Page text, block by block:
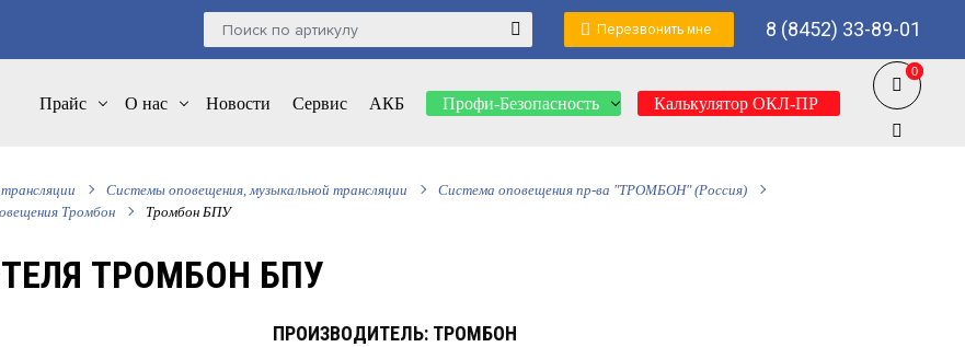
Перезвонить мне 8 (8452) 33-89-01
0
0
Прайс О нас Новости Сервис АКБ Профи-Безопасность Калькулятор ОКЛ-ПР
Системы оповещения, музыкальной трансляции
Система оповещения пр-ва "ТРОМБОН" (Россия)
Тромбон
Тромбон БПУ
ТРОМБОН БПУ
ПРОИЗВОДИТЕЛЬ: ТРОМБОН